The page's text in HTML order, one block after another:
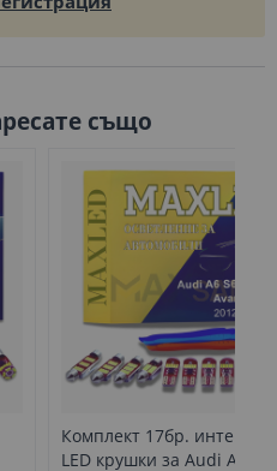
също
Комплект 17бр.
LED крушки за Audi A6 S6